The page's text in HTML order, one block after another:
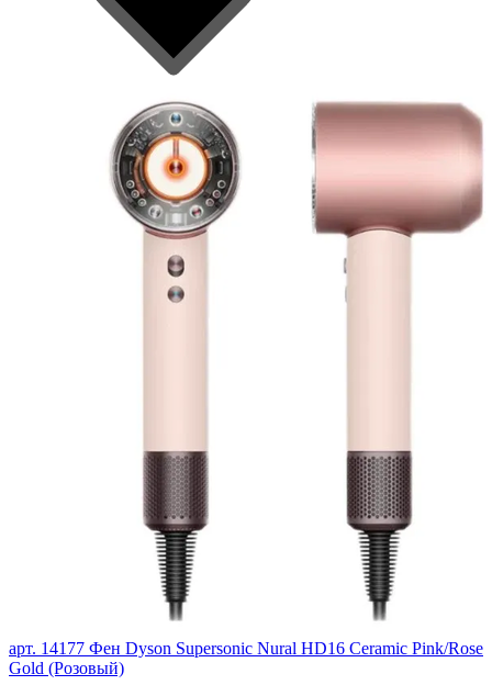
арт. 14177 Фен Dyson Supersonic Nural HD16 Ceramic Pink/Rose
Gold (Розовый)